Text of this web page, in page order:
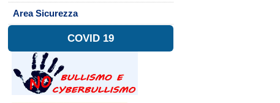
Area Sicurezza
COVID 19